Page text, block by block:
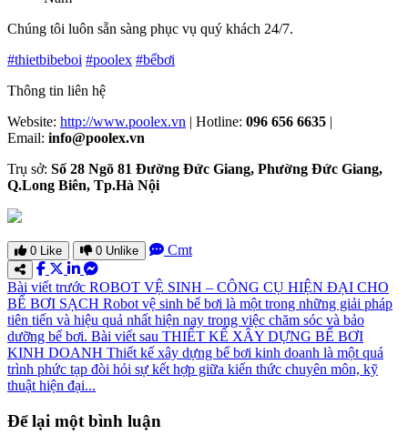
Chúng tôi luôn sẵn sàng phục vụ quý khách 24/7.
#thietbibeboi #poolex #bểbơi
Thông tin liên hệ
Website: http://www.poolex.vn | Hotline: 096 656 6635 |
Email: info@poolex.vn
Trụ sở: Số 28 Ngõ 81 Đường Đức Giang, Phường Đức Giang,
Q.Long Biên, Tp.Hà Nội
0 Like 0 Unlike Cmt
Bài viết trước ROBOT VỆ SINH – CÔNG CỤ HIỆN ĐẠI CHO
BỂ BƠI SẠCH Robot vệ sinh bể bơi là một trong những giải pháp
tiên tiến và hiệu quả nhất hiện nay trong việc chăm sóc và bảo
dưỡng bể bơi. Bài viết sau THIẾT KẾ XÂY DỰNG BỂ BƠI
KINH DOANH Thiết kế xây dựng bể bơi kinh doanh là một quá
trình phức tạp đòi hỏi sự kết hợp giữa kiến thức chuyên môn, kỹ
thuật hiện đại...
Để lại một bình luận